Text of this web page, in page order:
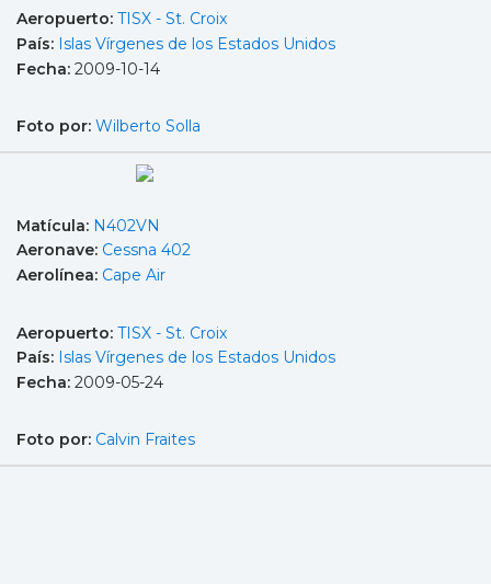
Aeropuerto: TISX - St. Croix
País: Islas Vírgenes de los Estados Unidos
Fecha: 2009-10-14
Foto por: Wilberto Solla
Matícula: N402VN
Aeronave: Cessna 402
Aerolínea: Cape Air
Aeropuerto: TISX - St. Croix
País: Islas Vírgenes de los Estados Unidos
Fecha: 2009-05-24
Foto por: Calvin Fraites